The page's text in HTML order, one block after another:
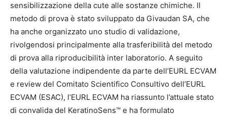
sensibilizzazione della cute alle sostanze chimiche. Il
metodo di prova è stato sviluppato da Givaudan SA, che
ha anche organizzato uno studio di validazione,
rivolgendosi principalmente alla trasferibilità del metodo
di prova alla riproducibilità inter laboratorio. A seguito
della valutazione indipendente da parte dell’EURL ECVAM
e review del Comitato Scientifico Consultivo dell’EURL
ECVAM (ESAC), l’EURL ECVAM ha riassunto l’attuale stato
di convalida del KeratinoSens™ e ha formulato